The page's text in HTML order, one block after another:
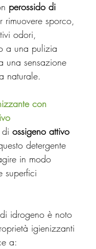
perossido di
rimuovere sporco,
odori,
a una pulizia
una sensazione
naturale.
con
di ossigeno attivo
detergente
in modo
superfici
idrogeno è noto
igienizzanti
a: